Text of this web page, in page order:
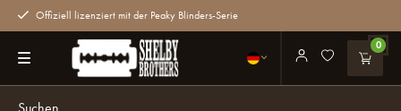
Offiziell lizenziert mit der Peaky Blinders-Serie
0